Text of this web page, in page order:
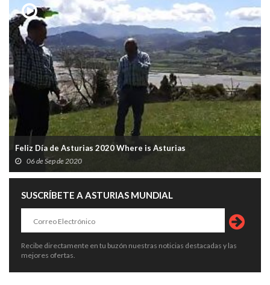
Feliz Día de Asturias 2020 Where is Asturias
06 de Sep de 2020
SUSCRÍBETE A ASTURIAS MUNDIAL
Recibe directamente en tu buzón nuestras noticias destacadas y las
mejores ofertas.